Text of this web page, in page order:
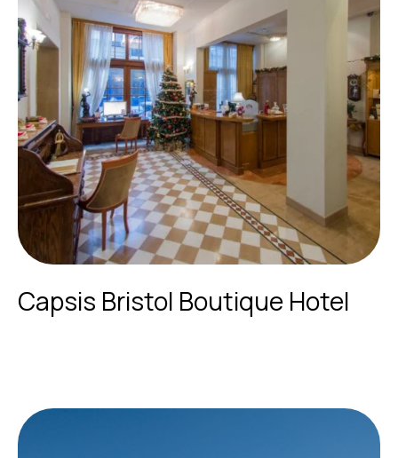
Capsis Bristol Boutique Hotel